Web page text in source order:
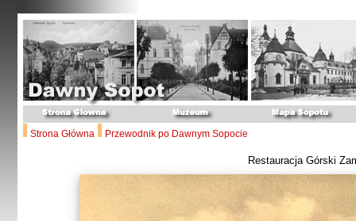
Strona Główna Przewodnik po Dawnym Sopocie
Restauracja Górski